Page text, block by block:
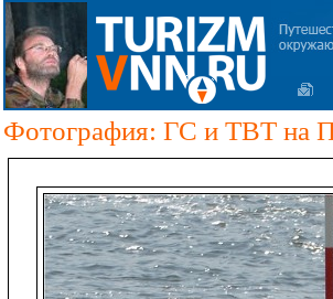
Фотография: ГС и ТВТ на